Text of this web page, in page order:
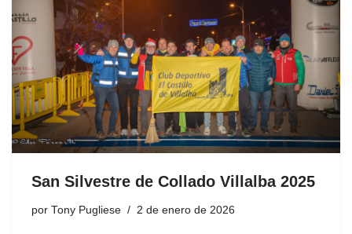
San Silvestre de Collado Villalba 2025
por Tony Pugliese 2 de enero de 2026